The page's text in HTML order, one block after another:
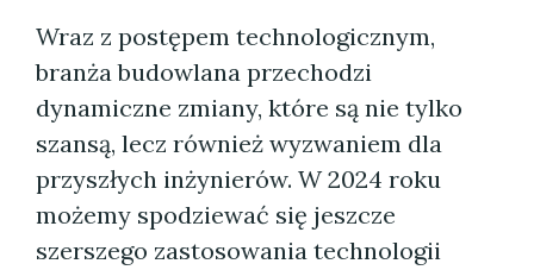
Wraz z postępem technologicznym,
branża budowlana przechodzi
dynamiczne zmiany, które są nie tylko
szansą, lecz również wyzwaniem dla
przyszłych inżynierów. W 2024 roku
możemy spodziewać się jeszcze
szerszego zastosowania technologii